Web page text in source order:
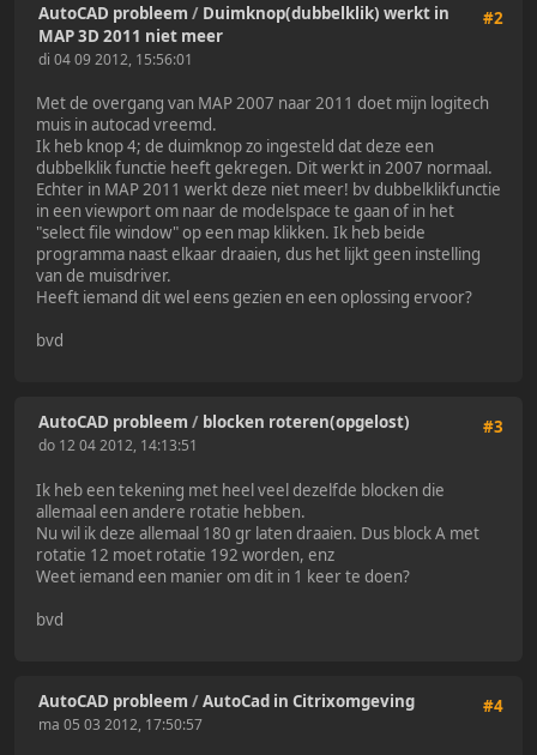
#2
AutoCAD probleem / Duimknop(dubbelklik) werkt in
MAP 3D 2011 niet meer
di 04 09 2012, 15:56:01
Met de overgang van MAP 2007 naar 2011 doet mijn logitech
muis in autocad vreemd.
Ik heb knop 4; de duimknop zo ingesteld dat deze een
dubbelklik functie heeft gekregen. Dit werkt in 2007 normaal.
Echter in MAP 2011 werkt deze niet meer! bv dubbelklikfunctie
in een viewport om naar de modelspace te gaan of in het
"select file window" op een map klikken. Ik heb beide
programma naast elkaar draaien, dus het lijkt geen instelling
van de muisdriver.
Heeft iemand dit wel eens gezien en een oplossing ervoor?
bvd
#3
AutoCAD probleem / blocken roteren(opgelost)
do 12 04 2012, 14:13:51
Ik heb een tekening met heel veel dezelfde blocken die
allemaal een andere rotatie hebben.
Nu wil ik deze allemaal 180 gr laten draaien. Dus block A met
rotatie 12 moet rotatie 192 worden, enz
Weet iemand een manier om dit in 1 keer te doen?
bvd
#4
AutoCAD probleem /AutoCad in Citrixomgeving
ma 05 03 2012, 17:50:57